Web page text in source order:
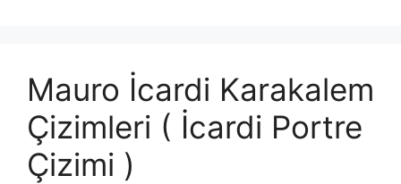
Mauro İcardi Karakalem
Çizimleri ( İcardi Portre
Çizimi )